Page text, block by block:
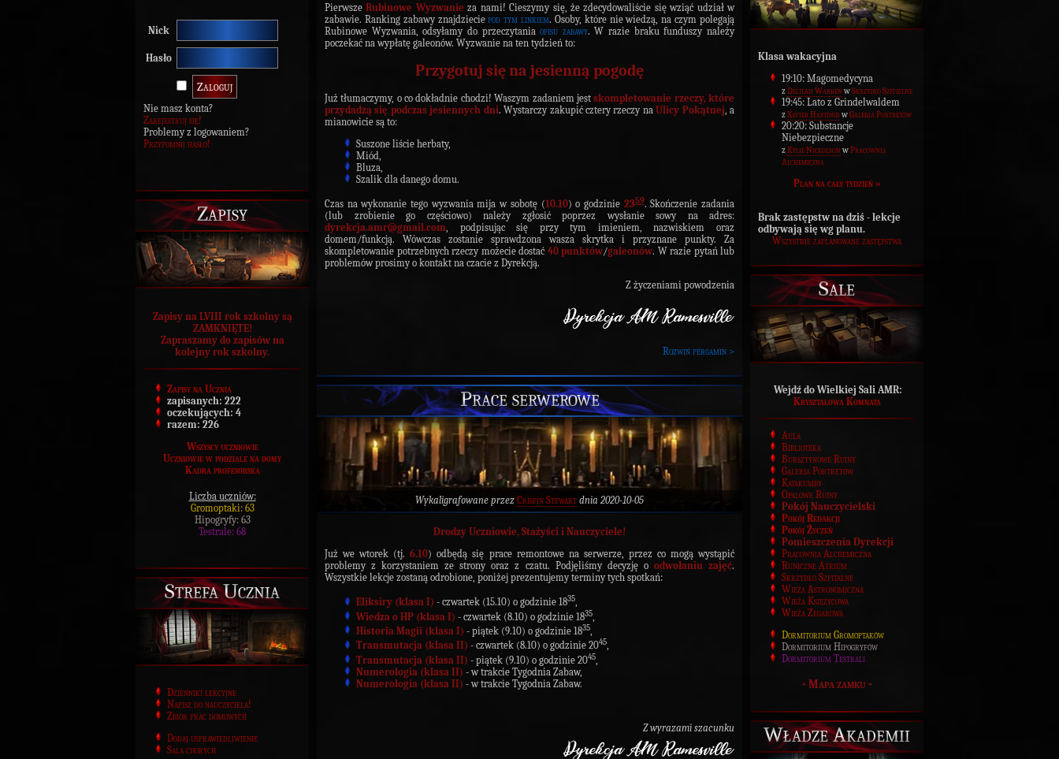
Nick
Hasło
Nie masz konta?
Zarejestruj się!
Problemy z logowaniem?
Przypomnij hasło!
Zapisy
Zapisy na LVIII rok szkolny są
ZAMKNIĘTE!
Zapraszamy do zapisów na
kolejny rok szkolny.
Zapisy na Ucznia
zapisanych: 222
oczekujących: 4
razem: 226
Wszyscy uczniowie
Uczniowie w podziale na domy
Kadra profesorska
Liczba uczniów:
Gromoptaki: 63
Hipogryfy: 63
Testrale: 68
Strefa Ucznia
Dzienniki lekcyjne
Napisz do nauczyciela!
Zbiór prac domowych
Dodaj usprawiedliwienie
Sala chorych
PierwszeRubinowe Wyzwanie za nami! Cieszymy się, że zdecydowaliście się wziąć udział w
zabawie. Ranking zabawy znajdzieciepod tym linkiem. Osoby, które nie wiedzą, na czym polegają
Rubinowe Wyzwania, odsyłamy do przeczytaniaopisu zabawy. W razie braku funduszy należy
poczekać na wypłatę galeonów. Wyzwanie na ten tydzień to:
Przygotuj się na jesienną pogodę
Już tłumaczymy, o co dokładnie chodzi! Waszym zadaniem jestskompletowanie rzeczy, które
przydadzą się podczas jesiennych dni. Wystarczy zakupić cztery rzeczy naUlicy Pokątnej , a
mianowicie są to:
Suszone liście herbaty,
Miód,
Bluza,
Szalik dla danego domu.
Czas na wykonanie tego wyzwania mija w sobotę (10.10) o godzinie 2359. Skończenie zadania
(lub zrobienie go częściowo) należy zgłosić poprzez wysłanie sowy na adres:
dyrekcja.amr@gmail.com, podpisując się przy tym imieniem, nazwiskiem oraz
domem/funkcją. Wówczas zostanie sprawdzona wasza skrytka i przyznane punkty. Za
skompletowanie potrzebnych rzeczy możecie dostać 40 punktów/galeonów. W razie pytań lub
problemów prosimy o kontakt na czacie z Dyrekcją.
Z życzeniami powodzenia
Rozwiń pergamin >
Prace serwerowe
Wykaligrafowane przez Crispin Stewart dnia 2020-10-05
Drodzy Uczniowie, Stażyści i Nauczyciele!
Już we wtorek (tj.6.10) odbędą się prace remontowe na serwerze, przez co mogą wystąpić
problemy z korzystaniem ze strony oraz z czatu. Podjęliśmy decyzję o odwołaniu zajęć.
Wszystkie lekcje zostaną odrobione, poniżej prezentujemy terminy tych spotkań:
Eliksiry (klasa I) - czwartek (15.10) o godzinie 1835,
Wiedza o HP (klasa I) - czwartek (8.10) o godzinie 1835
Historia Magii (klasa I) - piątek (9.10) o godzinie 1835,
Transmutacja (klasa II) - czwartek (8.10) o godzinie 2045,
Transmutacja (klasa II) - piątek (9.10) o godzinie 2045
Numerologia (klasa II) - w trakcie Tygodnia Zabaw,
Numerologia (klasa II) - w trakcie Tygodnia Zabaw.
Z wyrazami szacunku
Klasa wakacyjna
19:10: Magomedycyna
zDelilah Warren wSkrzydło Szpitalne
19:45: Lato z Grindelwaldem
zXavier HastingswGaleria Portretów
20:20: Substancje
Niebezpieczne
zKylie Nickolson wPracownia
Alchemiczna
Plan na cały tydzień »
Brak zastępstw na dziś - lekcje
odbywają się wg planu.
Wszystkie zaplanowane zastępstwa
Sale
Wejdź do Wielkiej Sali AMR:
Kryształowa Komnata
Aula
Biblioteka
Bursztynowe Ruiny
Galeria Portretów
Katakumby
Opalowe Ruiny
Pokój Nauczycielski
Pokój Redakcji
Pokój Życzeń
Pomieszczenia Dyrekcji
Pracownia Alchemiczna
Runiczne Atrium
Skrzydło Szpitalne
Wieża Astronomiczna
Wieża Księżycowa
Wieża Zegarowa
Dormitorium Gromoptaków
Dormitorium Hipogryfów
Dormitorium Testrali
- Mapa zamku-
Władze Akademii